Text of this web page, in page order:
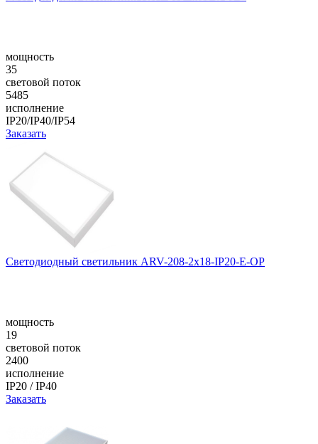
мощность
35
световой поток
5485
исполнение
IP20/IP40/IP54
Заказать
Светодиодный светильник ARV-208-2x18-IP20-E-OP
мощность
19
световой поток
2400
исполнение
IP20 / IP40
Заказать